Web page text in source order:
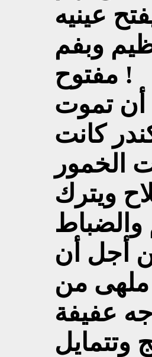
عينيه
وبفم
مفتوح !
أن تموت
كانت
الخمور
ويترك
والضباط
أجل أن
ملهى من
عفيفة
وتتمايل